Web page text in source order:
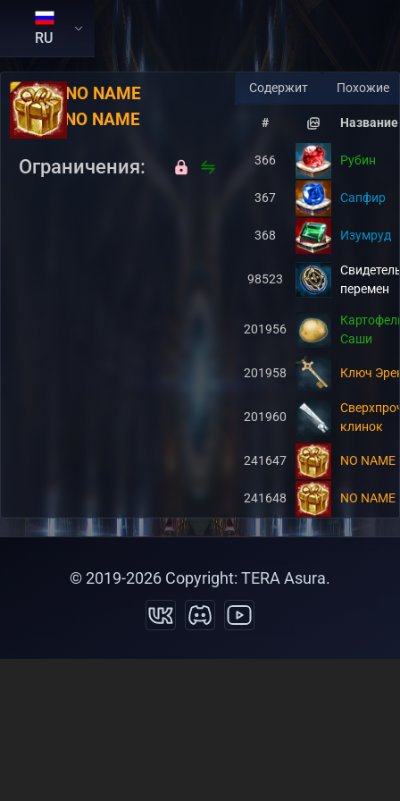
RU
RU: NO NAME
EN: NO NAME
Ограничения:
Содержит Похожие
# Название
366 Рубин
367 Сапфир
368 Изумруд
98523
перемен
201956
Саши
201958 Ключ
201960
клинок
241647 NO NAME
241648 NO NAME
© 2019-2026 Copyright: TERA Asura.